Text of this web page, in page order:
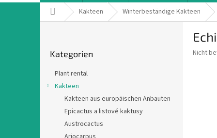
StartseiteKakteen Winterbeständige Kakteen
überspringen
Kategorien
Plant rental
Kakteen
Kakteen aus europäischen Anbauten
Epicactus a listové kaktusy
Austrocactus
Die
Nicht